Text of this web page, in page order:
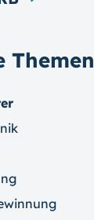
Themen